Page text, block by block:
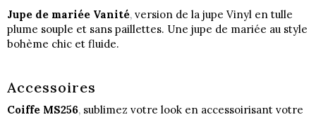
Jupe de mariée Vanité, version de la jupe Vinyl en tulle
plume souple et sans paillettes. Une jupe de mariée au style
bohème chic et fluide.
Accessoires
Coiffe MS256, sublimez votre look en accessoirisant votre